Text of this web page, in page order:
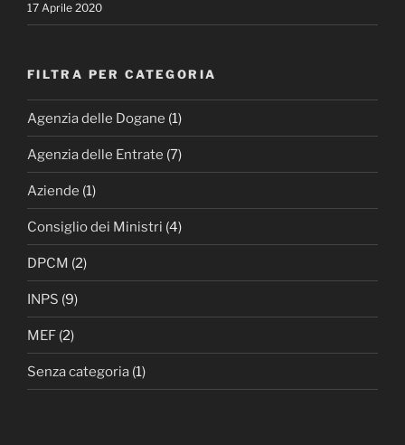
17 Aprile 2020
FILTRA PER CATEGORIA
Agenzia delle Dogane (1)
Agenzia delle Entrate (7)
Aziende (1)
Consiglio dei Ministri (4)
DPCM (2)
INPS (9)
MEF (2)
Senza categoria (1)